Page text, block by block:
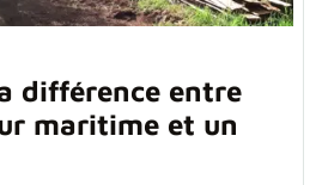
différence entre
maritime et un